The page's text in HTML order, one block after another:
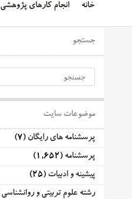
خانه انجام کارهای پژوهشی
جستجو
موضوعات سایت
پرسشنامه های رایگان (7)
پرسشنامه (1,652)
پیشینه و ادبیات (25)
رشته علوم تربیتی و روانشناسی